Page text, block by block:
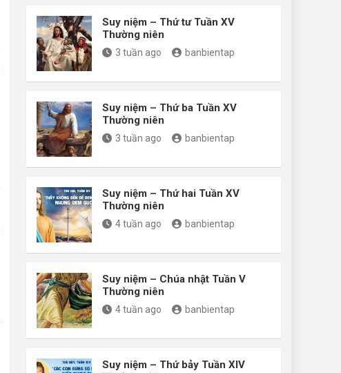
Suy niệm – Thứ tư Tuần XV
Thường niên
3 tuần ago banbientap
Suy niệm – Thứ ba Tuần XV
Thường niên
3 tuần ago banbientap
Suy niệm – Thứ hai Tuần XV
Thường niên
4 tuần ago banbientap
Suy niệm – Chúa nhật Tuần V
Thường niên
4 tuần ago banbientap
Suy niệm – Thứ bảy Tuần XIV